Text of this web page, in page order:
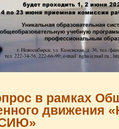
в рамках